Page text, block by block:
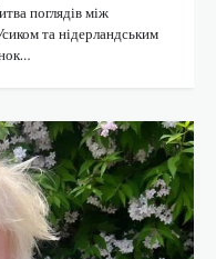
поглядів між
та нідерландським